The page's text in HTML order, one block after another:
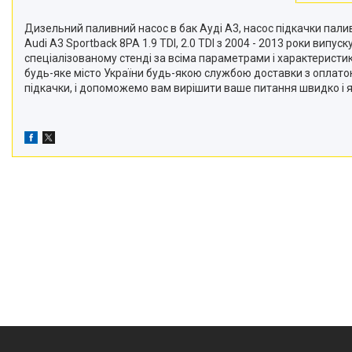
Дизельний паливний насос в бак Ауді А3, насос підкачки
Audi A3 Sportback 8PA 1.9 TDI, 2.0 TDI з 2004 - 2013 роки
спеціалізованому стенді за всіма параметрами і
будь-яке місто України будь-якою службою доставки з
підкачки, і допоможемо вам вирішити ваше питання швидко і